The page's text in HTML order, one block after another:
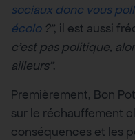
sociaux donc vous
écolo?”, il est aussi
c’est pas politique,
ailleurs”.
Premièrement, Bon
sur le réchauffement
conséquences et les